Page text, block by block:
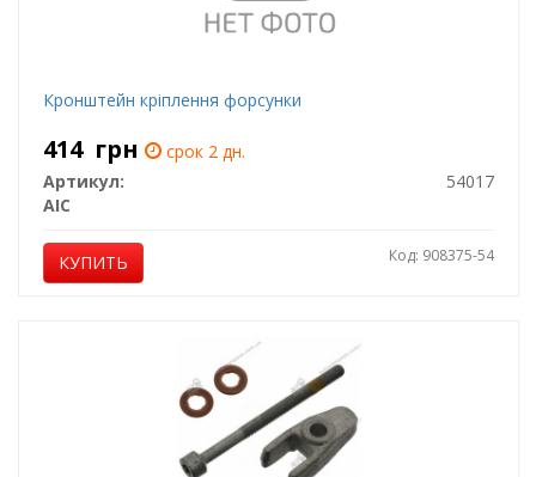
Кронштейн крiплення форсунки
414 грн
срок 2 дн.
Артикул:
54017
AIC
КУПИТЬ Код: 908375-54